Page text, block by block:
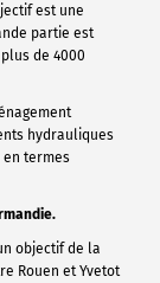
est une
partie est
de 4000
hydrauliques
en termes
objectif de la
Rouen et Yvetot